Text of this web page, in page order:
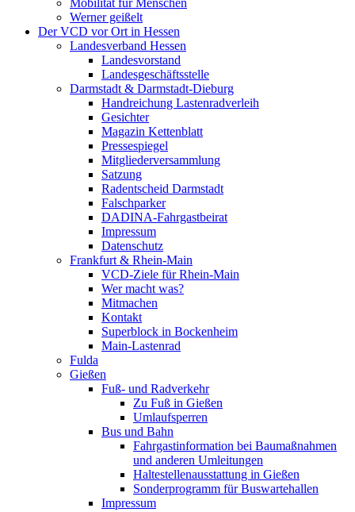
Mobilität für Menschen
Werner geißelt
Der VCD vor Ort in Hessen
Landesverband Hessen
Landesvorstand
Landesgeschäftsstelle
Darmstadt & Darmstadt-Dieburg
Handreichung Lastenradverleih
Gesichter
Magazin Kettenblatt
Pressespiegel
Mitgliederversammlung
Satzung
Radentscheid Darmstadt
Falschparker
DADINA-Fahrgastbeirat
Impressum
Datenschutz
Frankfurt & Rhein-Main
VCD-Ziele für Rhein-Main
Wer macht was?
Mitmachen
Kontakt
Superblock in Bockenheim
Main-Lastenrad
Fulda
Gießen
Fuß- und Radverkehr
Zu Fuß in Gießen
Umlaufsperren
Bus und Bahn
Fahrgastinformation bei Baumaßnahmen
und anderen Umleitungen
Haltestellenausstattung in Gießen
Sonderprogramm für Buswartehallen
Impressum